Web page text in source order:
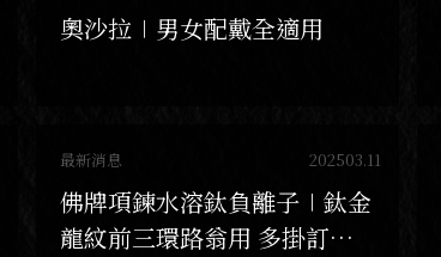
奧沙拉∣男女配戴全適用
202503.11
最新消息
佛牌項鍊水溶鈦負離子∣鈦金
龍紋前三環路翁用 多掛訂製